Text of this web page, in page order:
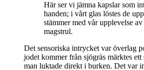
Här ser vi jämna kapslar som
handen; i vårt glas löstes de
stämmer med vår upplevelse
magstrul.
Det sensoriska intrycket var överlag
jodet kommer från sjögräs märktes
man luktade direkt i burken. Det var